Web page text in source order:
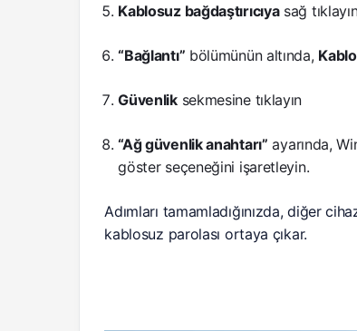
Kablosuz bağdaştırıcıyasağ
“Bağlantı” bölümünün altında,
Güvenliksekmesine tıklayın
“Ağ güvenlik anahtarı” ayarında,
göster seçeneğini işaretleyin.
Adımları tamamladığınızda, diğer
kablosuz parolası ortaya çıkar.